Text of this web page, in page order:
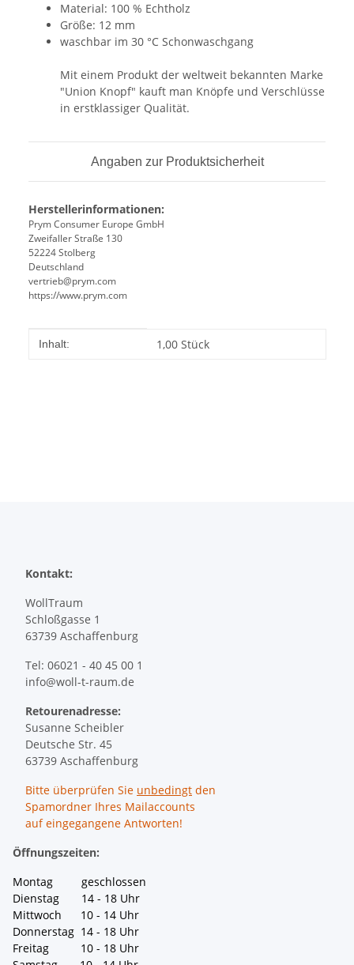
Material: 100 % Echtholz
Größe: 12 mm
waschbar im 30 °C Schonwaschgang
Mit einem Produkt der weltweit bekannten Marke
"Union Knopf" kauft man Knöpfe und Verschlüsse
in erstklassiger Qualität.
Angaben zur Produktsicherheit
Herstellerinformationen:
Prym Consumer Europe GmbH
Zweifaller Straße 130
52224 Stolberg
Deutschland
vertrieb@prym.com
https://www.prym.com
Produkteigenschaft
Wert
Inhalt: 1,00 Stück
Kontakt:
WollTraum
Schloßgasse 1
63739 Aschaffenburg
Tel: 06021 - 40 45 00 1
info@woll-t-raum.de
Retourenadresse:
Susanne Scheibler
Deutsche Str. 45
63739 Aschaffenburg
Bitte überprüfen Sie unbedingt den
Spamordner Ihres Mailaccounts
auf eingegangene Antworten!
Öffnungszeiten:
Montag geschlossen
Dienstag 14 - 18 Uhr
Mittwoch 10 - 14 Uhr
Donnerstag 14 - 18 Uhr
Freitag 10 - 18 Uhr